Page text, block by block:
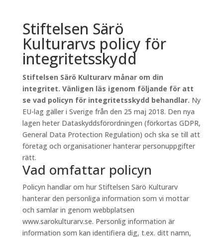
Stiftelsen Särö
Kulturarvs policy för
integritetsskydd
Stiftelsen Särö Kulturarv månar om din
integritet. Vänligen läs igenom följande för att
se vad policyn för integritetsskydd behandlar. Ny
EU-lag gäller i Sverige från den 25 maj 2018. Den nya
lagen heter Dataskyddsförordningen (förkortas GDPR,
General Data Protection Regulation) och ska se till att
företag och organisationer hanterar personuppgifter
rätt.
Vad omfattar policyn
Policyn handlar om hur Stiftelsen Särö Kulturarv
hanterar den personliga information som vi mottar
och samlar in genom webbplatsen
www.sarokulturarv.se. Personlig information är
information som kan identifiera dig, t.ex. ditt namn,